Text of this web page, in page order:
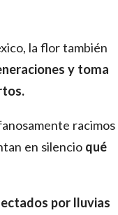
la flor también
y toma
racimos
en silencio qué
por lluvias